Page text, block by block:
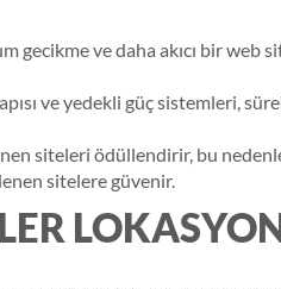
gecikme ve daha akıcı bir web
ve yedekli güç sistemleri,
siteleri ödüllendirir, bu
sitelere güvenir.